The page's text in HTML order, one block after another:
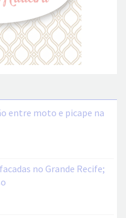
entre moto e picape na
no Grande Recife;